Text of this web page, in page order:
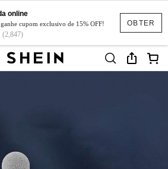
OBTER
online
cupom exclusivo de 15% OFF!
(2,847)